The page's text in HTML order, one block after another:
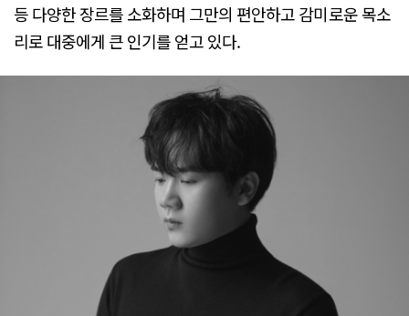
등 다양한 장르를 소화하며 그만의 편안하고 감미로운 목소
리로 대중에게 큰 인기를 얻고 있다.